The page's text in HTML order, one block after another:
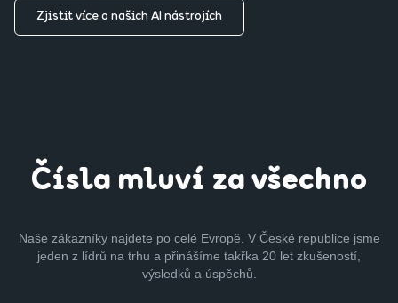
Zjistit více o našich AI nástrojích
Čísla mluví za všechno
Naše zákazníky najdete po celé Evropě. V České republice jsme
jeden z lídrů na trhu a přinášíme takřka 20 let zkušeností,
výsledků a úspěchů.